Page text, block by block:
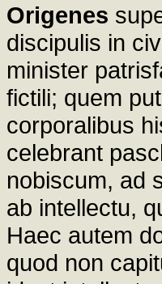
Origenes
discipulis in
minister
fictili; quem
corporalibus
celebrant
nobiscum, ad
ab intellectu,
Haec autem
quod non